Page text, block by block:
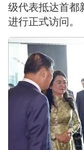
级代表抵达首都
进行正式访问。